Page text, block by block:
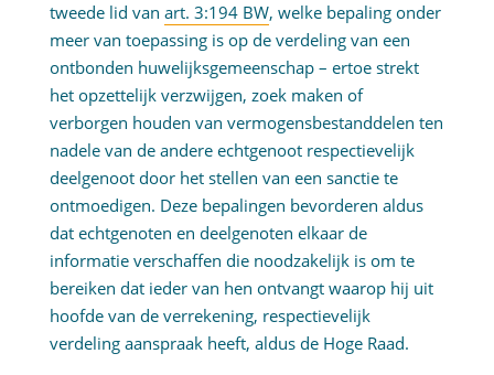
tweede lid van art. 3:194 BW, welke bepaling onder
meer van toepassing is op de verdeling van een
ontbonden huwelijksgemeenschap – ertoe strekt
het opzettelijk verzwijgen, zoek maken of
verborgen houden van vermogensbestanddelen ten
nadele van de andere echtgenoot respectievelijk
deelgenoot door het stellen van een sanctie te
ontmoedigen. Deze bepalingen bevorderen aldus
dat echtgenoten en deelgenoten elkaar de
informatie verschaffen die noodzakelijk is om te
bereiken dat ieder van hen ontvangt waarop hij uit
hoofde van de verrekening, respectievelijk
verdeling aanspraak heeft, aldus de Hoge Raad.